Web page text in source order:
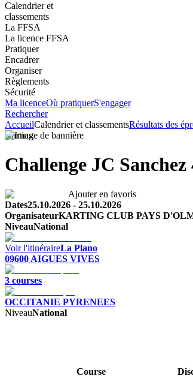
Calendrier et
classements
La FFSA
La licence FFSA
Pratiquer
Encadrer
Organiser
Règlements
Sécurité
Ma licenceOù pratiquerS'engager
Rechercher
AccueilCalendrier et classementsRésultats des
Karting
Challenge JC Sanchez
Ajouter en favoris
Dates25.10.2026 - 25.10.2026
OrganisateurKARTING CLUB PAYS
NiveauNational
Voir l'itinéraireLa Plano
09600 AIGUES VIVES
3 courses
OCCITANIE PYRENEES
NiveauNational
Course